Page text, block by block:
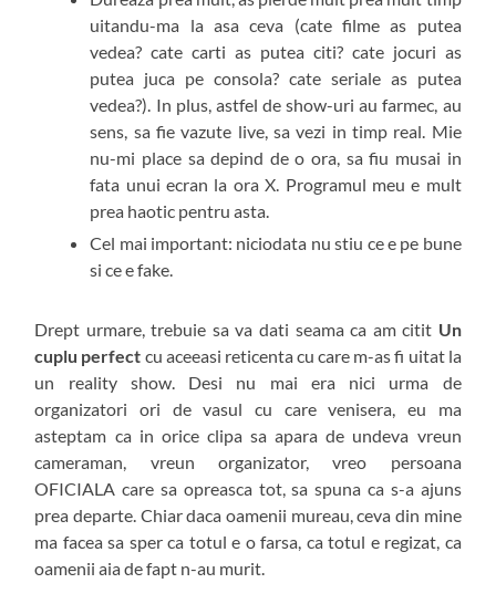
uitandu-ma la asa ceva (cate filme as putea
vedea? cate carti as putea citi? cate jocuri as
putea juca pe consola? cate seriale as putea
vedea?). In plus, astfel de show-uri au farmec, au
sens, sa fie vazute live, sa vezi in timp real. Mie
nu-mi place sa depind de o ora, sa fiu musai in
fata unui ecran la ora X. Programul meu e mult
prea haotic pentru asta.
Cel mai important: niciodata nu stiu ce e pe bune
si ce e fake.
Drept urmare, trebuie sa va dati seama ca am citit Un
cuplu perfect cu aceeasi reticenta cu care m-as fi uitat la
un reality show. Desi nu mai era nici urma de
organizatori ori de vasul cu care venisera, eu ma
asteptam ca in orice clipa sa apara de undeva vreun
cameraman, vreun organizator, vreo persoana
OFICIALA care sa opreasca tot, sa spuna ca s-a ajuns
prea departe. Chiar daca oamenii mureau, ceva din mine
ma facea sa sper ca totul e o farsa, ca totul e regizat, ca
oamenii aia de fapt n-au murit.